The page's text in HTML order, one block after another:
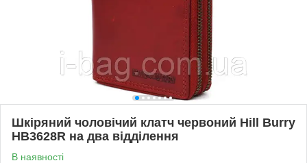
Шкіряний чоловічий клатч червоний Hill Burry
HB3628R на два відділення
В наявності